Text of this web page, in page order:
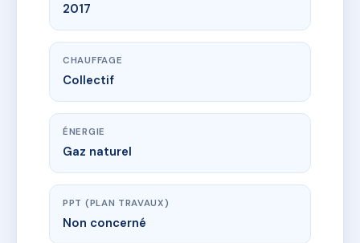
2017
CHAUFFAGE
Collectif
ÉNERGIE
Gaz naturel
PPT (PLAN TRAVAUX)
Non concerné